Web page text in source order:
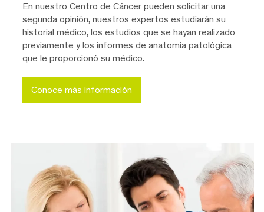
En nuestro Centro de Cáncer pueden solicitar una
segunda opinión, nuestros expertos estudiarán su
historial médico, los estudios que se hayan realizado
previamente y los informes de anatomía patológica
que le proporcionó su médico.
Conoce más información